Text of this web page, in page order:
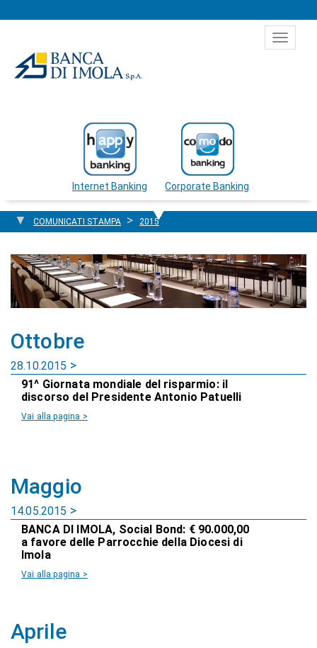
Toggle
Internet Banking Corporate Banking
COMUNICATI STAMPA 2015
Ottobre
28.10.2015
91^ Giornata mondiale del risparmio: il
discorso del Presidente Antonio Patuelli
Vai alla pagina >
Maggio
14.05.2015
BANCA DI IMOLA, Social Bond: € 90.000,00
a favore delle Parrocchie della Diocesi di
Imola
Vai alla pagina >
Aprile